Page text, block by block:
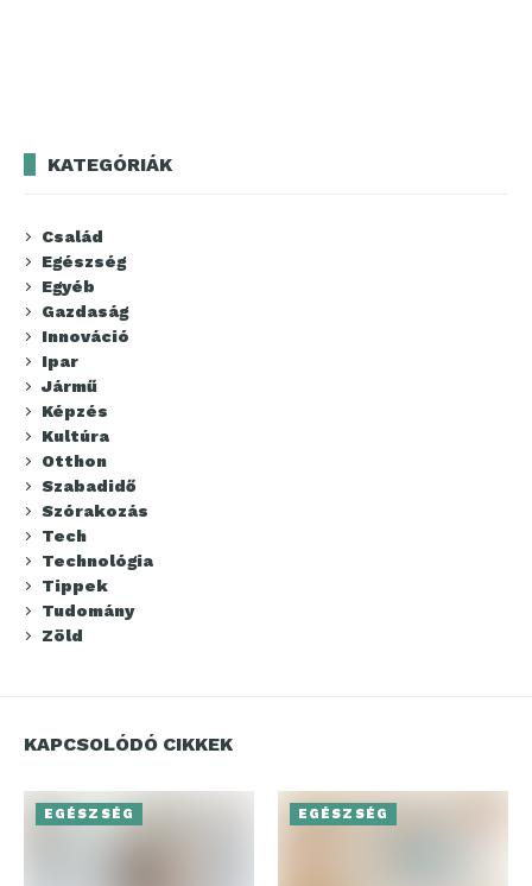
KATEGÓRIÁK
Család
Egészség
Egyéb
Gazdaság
Innováció
Ipar
Jármű
Képzés
Kultúra
Otthon
Szabadidő
Szórakozás
Tech
Technológia
Tippek
Tudomány
Zöld
KAPCSOLÓDÓ CIKKEK
EGÉSZSÉG EGÉSZSÉG